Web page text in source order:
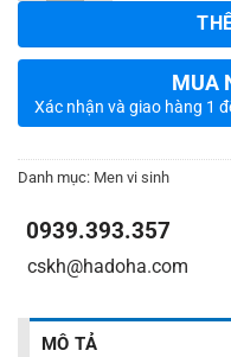
MUA
Xác nhận và giao hàng 1
Danh mục: Men vi sinh
0939.393.357
cskh@hadoha.com
MÔ TẢ